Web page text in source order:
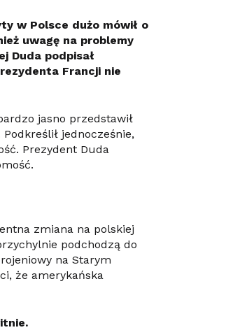
w Polsce dużo mówił o
uwagę na problemy
Duda podpisał
Francji nie
jasno przedstawił
jednocześnie,
Prezydent Duda
zmiana na polskiej
podchodzą do
na Starym
że amerykańska